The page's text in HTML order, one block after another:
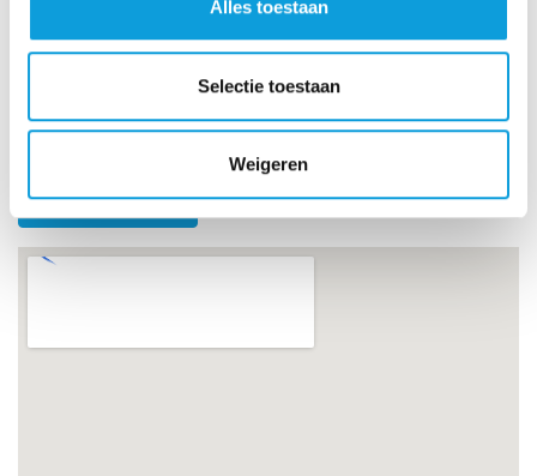
Alles toestaan
Selectie toestaan
Weigeren
Important
Bericht versturen